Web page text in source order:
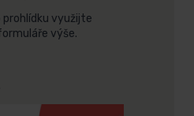
prohlídku využijte
výše.